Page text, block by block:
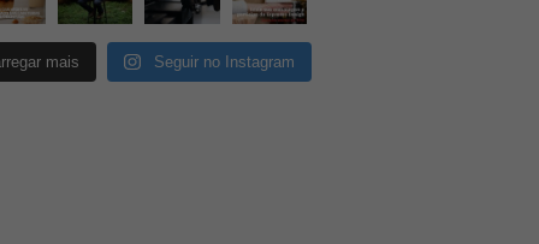
mais Seguir no Instagram